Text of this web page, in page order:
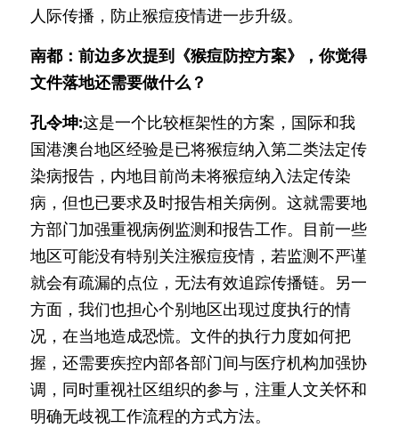
人际传播，防止猴痘疫情进一步升级。
南都：前边多次提到《猴痘防控方案》，你觉得
文件落地还需要做什么？
孔令坤:这是一个比较框架性的方案，国际和我
国港澳台地区经验是已将猴痘纳入第二类法定传
染病报告，内地目前尚未将猴痘纳入法定传染
病，但也已要求及时报告相关病例。这就需要地
方部门加强重视病例监测和报告工作。目前一些
地区可能没有特别关注猴痘疫情，若监测不严谨
就会有疏漏的点位，无法有效追踪传播链。另一
方面，我们也担心个别地区出现过度执行的情
况，在当地造成恐慌。文件的执行力度如何把
握，还需要疾控内部各部门间与医疗机构加强协
调，同时重视社区组织的参与，注重人文关怀和
明确无歧视工作流程的方式方法。